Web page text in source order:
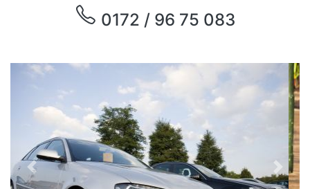
0172 / 96 75 083
Previous Next